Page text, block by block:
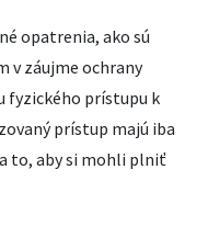
opatrenia, ako sú
v záujme ochrany
fyzického prístupu k
prístup majú iba
to, aby si mohli plniť